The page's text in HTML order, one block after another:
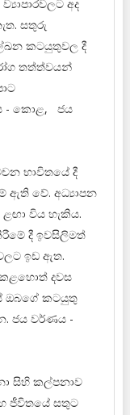
අද
සතුරු
කටයුතුවල දී
තත්ත්වයන්
- කොළ, ජය
භාවිතයේ දී
ඇති වේ. අධ්‍යාපන
විය හැකිය.
දී ඉවසිලිමත්
ඉඩ ඇත.
දවස
ඔබගේ කටයුතු
ජය වර්ණය -
සිහි කල්පනාව
ජීවිතයේ සතුට